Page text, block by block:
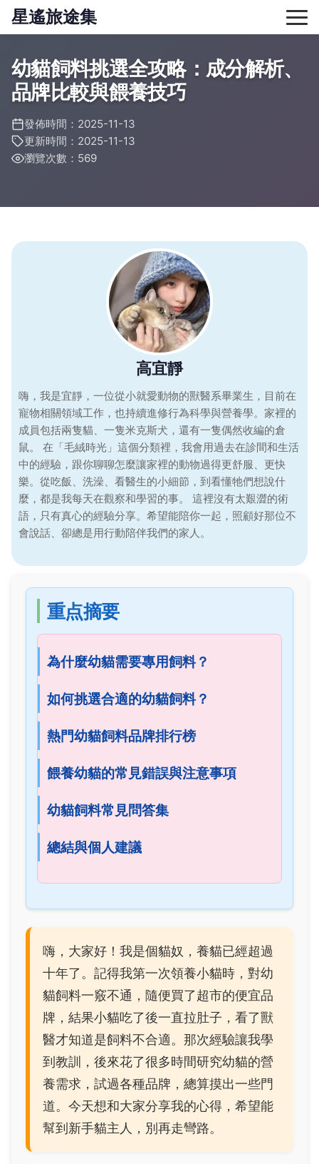
星遙旅途集
幼貓飼料挑選全攻略：成分解析、
品牌比較與餵養技巧
發佈時間：2025-11-13
更新時間：2025-11-13
瀏覽次數：569
高宜靜
嗨，我是宜靜，一位從小就愛動物的獸醫系畢業生，目前在
寵物相關領域工作，也持續進修行為科學與營養學。家裡的
成員包括兩隻貓、一隻米克斯犬，還有一隻偶然收編的倉
鼠。 在「毛絨時光」這個分類裡，我會用過去在診間和生活
中的經驗，跟你聊聊怎麼讓家裡的動物過得更舒服、更快
樂。從吃飯、洗澡、看醫生的小細節，到看懂牠們想說什
麼，都是我每天在觀察和學習的事。 這裡沒有太艱澀的術
語，只有真心的經驗分享。希望能陪你一起，照顧好那位不
會說話、卻總是用行動陪伴我們的家人。
重点摘要
為什麼幼貓需要專用飼料？
如何挑選合適的幼貓飼料？
熱門幼貓飼料品牌排行榜
餵養幼貓的常見錯誤與注意事項
幼貓飼料常見問答集
總結與個人建議
嗨，大家好！我是個貓奴，養貓已經超過
十年了。記得我第一次領養小貓時，對幼
貓飼料一竅不通，隨便買了超市的便宜品
牌，結果小貓吃了後一直拉肚子，看了獸
醫才知道是飼料不合適。那次經驗讓我學
到教訓，後來花了很多時間研究幼貓的營
養需求，試過各種品牌，總算摸出一些門
道。今天想和大家分享我的心得，希望能
幫到新手貓主人，別再走彎路。